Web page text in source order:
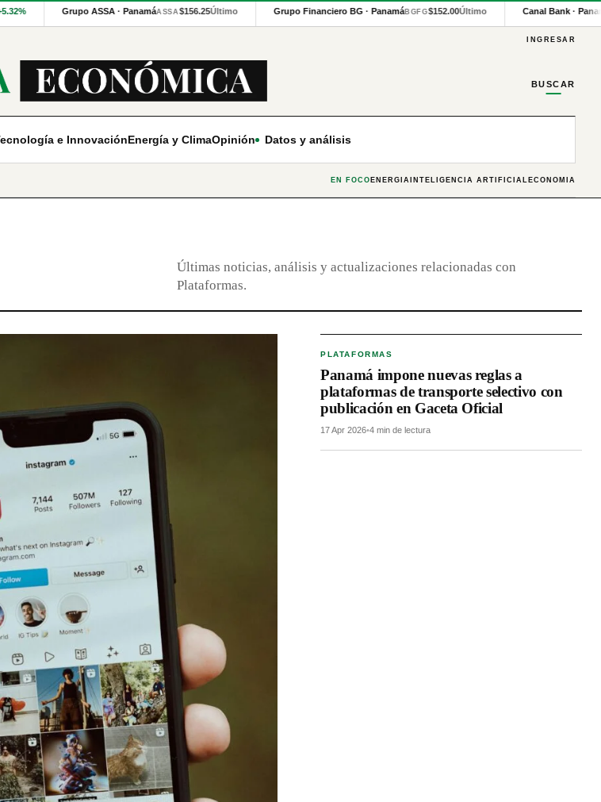
Grupo ASSA · PanamáASSA$156.25Último Grupo Financiero BG · PanamáBGFG$152.00Último Canal Bank ·
INGRESAR
BUSCAR
e InnovaciónEnergía y ClimaOpinión Datos y análisis
EN FOCO ENERGÍA INTELIGENCIA ARTIFICIAL ECONOMÍA
Últimas noticias, análisis y actualizaciones relacionadas con
Plataformas.
PLATAFORMAS
Panamá impone nuevas reglas a
plataformas de transporte selectivo con
publicación en Gaceta Oficial
17 Apr 2026•4 min de lectura